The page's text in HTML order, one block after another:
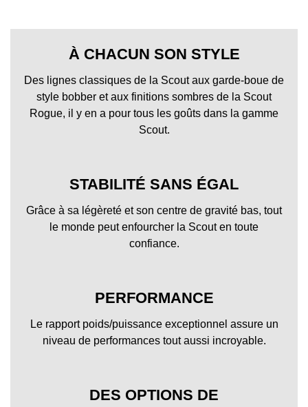
À CHACUN SON STYLE
Des lignes classiques de la Scout aux garde-boue de
style bobber et aux finitions sombres de la Scout
Rogue, il y en a pour tous les goûts dans la gamme
Scout.
STABILITÉ SANS ÉGAL
Grâce à sa légèreté et son centre de gravité bas, tout
le monde peut enfourcher la Scout en toute
confiance.
PERFORMANCE
Le rapport poids/puissance exceptionnel assure un
niveau de performances tout aussi incroyable.
DES OPTIONS DE